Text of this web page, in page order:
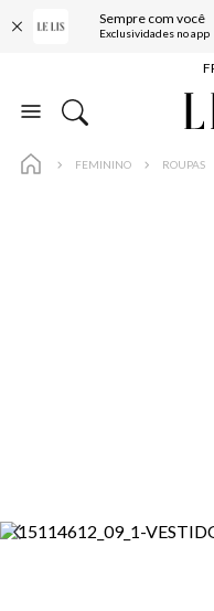
Sempre com você
Exclusividades no app
FEMININO ROUPAS